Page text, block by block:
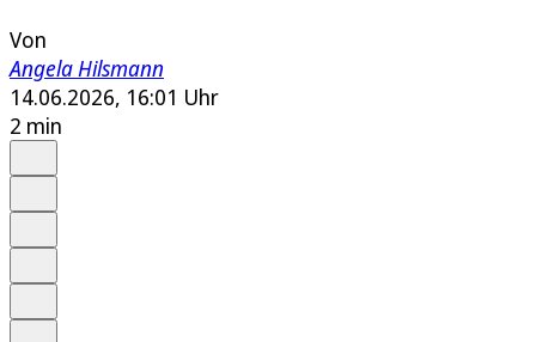
Von
Angela Hilsmann
14.06.2026, 16:01 Uhr
2 min